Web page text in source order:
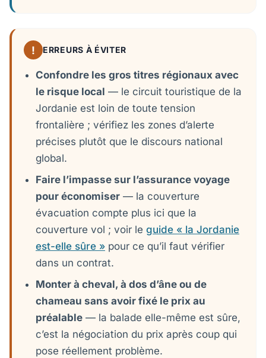
! ERREURS À ÉVITER
Confondre les gros titres régionaux avec
le risque local — le circuit touristique de la
Jordanie est loin de toute tension
frontalière ; vérifiez les zones d’alerte
précises plutôt que le discours national
global.
Faire l’impasse sur l’assurance voyage
pour économiser — la couverture
évacuation compte plus ici que la
couverture vol ; voir le guide « la Jordanie
est-elle sûre » pour ce qu’il faut vérifier
dans un contrat.
Monter à cheval, à dos d’âne ou de
chameau sans avoir fixé le prix au
préalable — la balade elle-même est sûre,
c’est la négociation du prix après coup qui
pose réellement problème.